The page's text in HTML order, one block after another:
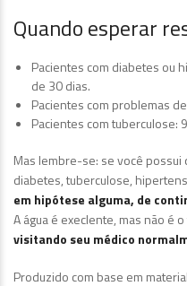
Quando esperar
Pacientes com diabetes ou
de 30 dias.
Pacientes com problemas
Pacientes com tuberculose:
Mas lembre-se: se você
diabetes, tuberculose,
em hipótese alguma, de
A água é execlente, mas não é
visitando seu médico
Produzido com base em